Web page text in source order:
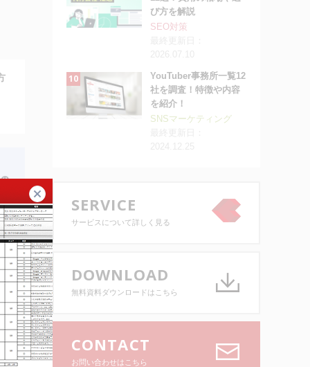
び方を解説
SEO対策
YouTuber事務所一覧12
社を調査！特徴や内容
を紹介！
SNSマーケティング
SERVICE
サービスについて詳しく見る
DOWNLOAD
無料資料ダウンロードはこちら
CONTACT
お問い合わせはこちら
閉じる